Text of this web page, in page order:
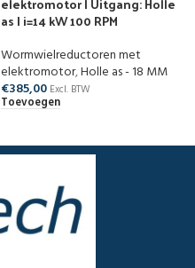
as | i=14 kW 100 RPM
Wormwielreductoren met
elektromotor,Holle as - 18 MM
€385,00 Excl. BTW
Toevoegen